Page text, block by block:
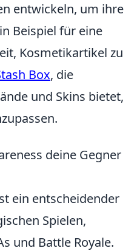
entwickeln, um ihre
Beispiel für eine
Kosmetikartikel zu
Box, die
und Skins bietet,
deine Gegner
ein entscheidender
Spielen,
und Battle Royale.